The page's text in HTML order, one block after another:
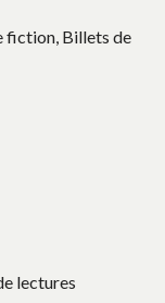
fiction, Billets de
lectures